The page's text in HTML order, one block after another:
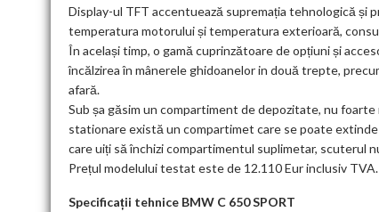
Display-ul TFT accentuează supremația tehnologică și
temperatura motorului și temperatura exterioară,
În același timp, o gamă cuprinzătoare de opțiuni și
încălzirea în mânerele ghidoanelor in două trepte,
afară.
Sub șa găsim un compartiment de depozitate, nu
stationare există un compartimet care se poate
care uiți să închizi compartimentul suplimetar, scuterul
Prețul modelului testat este de 12.110 Eur inclusiv TVA.
Specificații tehnice BMW C 650 SPORT